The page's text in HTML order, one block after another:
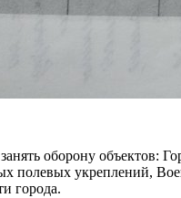
оборону объектов:
полевых укреплений,
города.